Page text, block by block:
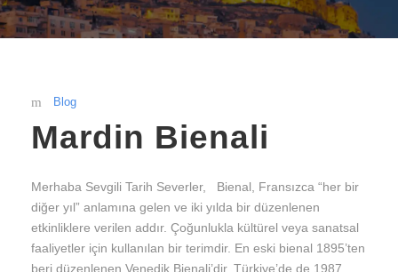
Blog
Mardin Bienali
Merhaba Sevgili Tarih Severler, Bienal, Fransızca “her bir
diğer yıl” anlamına gelen ve iki yılda bir düzenlenen
etkinliklere verilen addır. Çoğunlukla kültürel veya sanatsal
faaliyetler için kullanılan bir terimdir. En eski bienal 1895’ten
beri düzenlenen Venedik Bienali’dir. Türkiye’de de 1987